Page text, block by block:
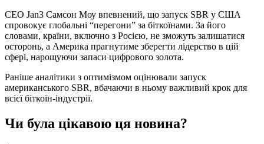
CEO Jan3 Самсон Моу впевнений, що запуск SBR у США
спровокує глобальні “перегони” за біткоїнами. За його
словами, країни, включно з Росією, не зможуть залишатися
осторонь, а Америка прагнутиме зберегти лідерство в цій
сфері, нарощуючи запаси цифрового золота.
Раніше аналітики з оптимізмом оцінювали запуск
американського SBR, вбачаючи в ньому важливий крок для
всієї біткоїн-індустрії.
Чи була цікавою ця новина?